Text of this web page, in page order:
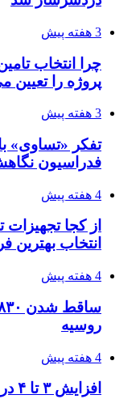
راه اندازی
۱۴۲۰؛ راه ارتباطی بیمه شدگان تأمین‌اجتماعی
۱۴۰۵/۰۴/۱۶
احتمال
طی ۲ تا ۳ ماه آینده
۱۴۰۵/۰۴/۱۵
شکست شاگردان
برای عنوان
۱۴۰۵/۰۴/۱۵